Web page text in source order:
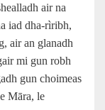
air na
iad dha‑rìribh,
air an glanadh
mi gun robh
gun choimeas
Māra, le